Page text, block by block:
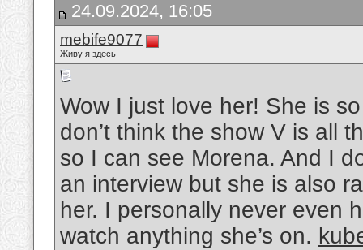
24.09.2024, 16:05
mebife9077
Живу я здесь
Wow I just love her! She is
don’t think the show V is all
so I can see Morena. And I
an interview but she is also
her. I personally never even
watch anything she’s on.